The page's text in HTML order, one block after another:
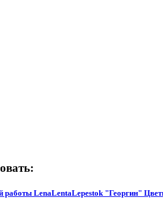
работы LenaLentaLepestok "Георгин"